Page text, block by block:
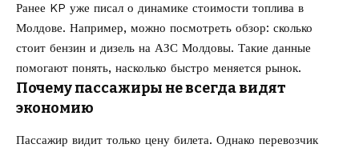
Ранее KP уже писал о динамике стоимости топлива в
Молдове. Например, можно посмотреть обзор: сколько
стоит бензин и дизель на АЗС Молдовы. Такие данные
помогают понять, насколько быстро меняется рынок.
Почему пассажиры не всегда видят
экономию
Пассажир видит только цену билета. Однако перевозчик